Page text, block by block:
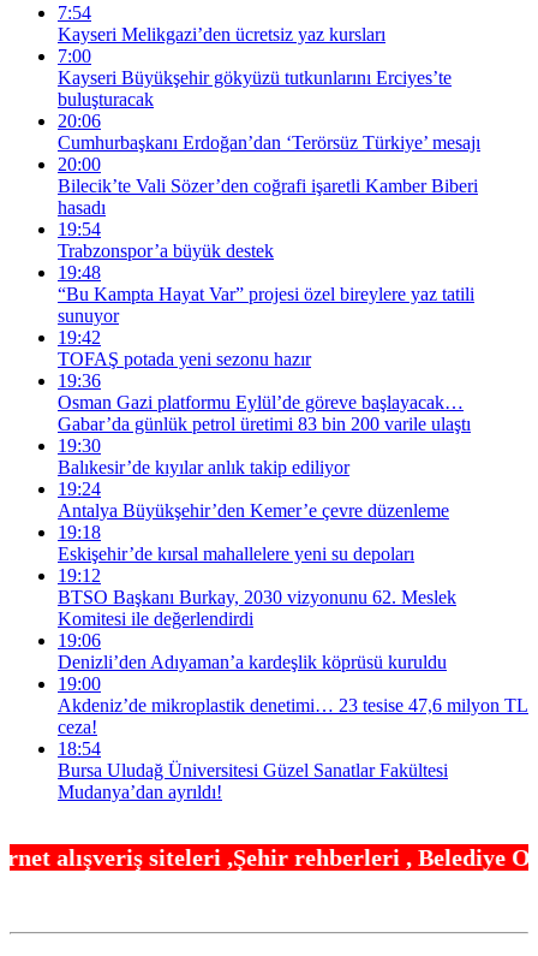
7:54
Kayseri Melikgazi’den ücretsiz yaz kursları
7:00
Kayseri Büyükşehir gökyüzü tutkunlarını Erciyes’te
buluşturacak
20:06
Cumhurbaşkanı Erdoğan’dan ‘Terörsüz Türkiye’ mesajı
20:00
Bilecik’te Vali Sözer’den coğrafi işaretli Kamber Biberi
hasadı
19:54
Trabzonspor’a büyük destek
19:48
“Bu Kampta Hayat Var” projesi özel bireylere yaz tatili
sunuyor
19:42
TOFAŞ potada yeni sezonu hazır
19:36
Osman Gazi platformu Eylül’de göreve başlayacak…
Gabar’da günlük petrol üretimi 83 bin 200 varile ulaştı
19:30
Balıkesir’de kıyılar anlık takip ediliyor
19:24
Antalya Büyükşehir’den Kemer’e çevre düzenleme
19:18
Eskişehir’de kırsal mahallelere yeni su depoları
19:12
BTSO Başkanı Burkay, 2030 vizyonunu 62. Meslek
Komitesi ile değerlendirdi
19:06
Denizli’den Adıyaman’a kardeşlik köprüsü kuruldu
19:00
Akdeniz’de mikroplastik denetimi… 23 tesise 47,6 milyon TL
ceza!
18:54
Bursa Uludağ Üniversitesi Güzel Sanatlar Fakültesi
Mudanya’dan ayrıldı!
siteleri ,Şehir rehberleri , Belediye